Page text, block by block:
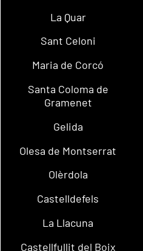
La Quar
Sant Celoni
Maria de Corcó
Santa Coloma de
Gramenet
Gelida
Olesa de Montserrat
Olèrdola
Castelldefels
La Llacuna
Castellfullit del Boix